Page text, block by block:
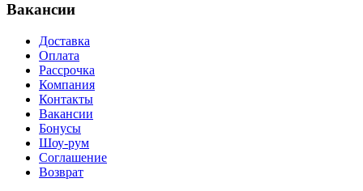
Вакансии
Доставка
Оплата
Рассрочка
Компания
Контакты
Вакансии
Бонусы
Шоу-рум
Соглашение
Возврат